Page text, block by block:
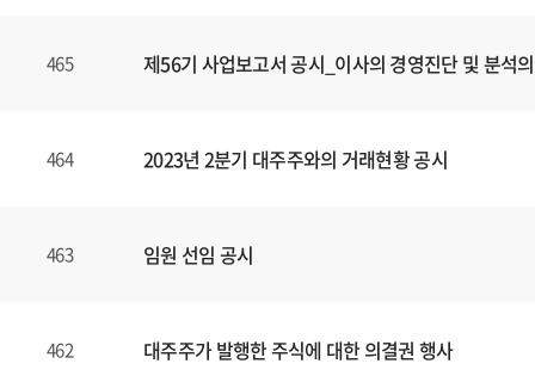
465 제56기 사업보고서 공시_이사의 경영진단 및 분석
464 2023년 2분기 대주주와의 거래현황 공시
463 임원 선임 공시
462 대주주가 발행한 주식에 대한 의결권 행사